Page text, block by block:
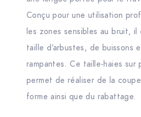
Conçu pour une utilisation
les zones sensibles au bruit,
taille d‘arbustes, de buissons
rampantes. Ce taille-haies sur
permet de réaliser de la
forme ainsi que du rabattage.